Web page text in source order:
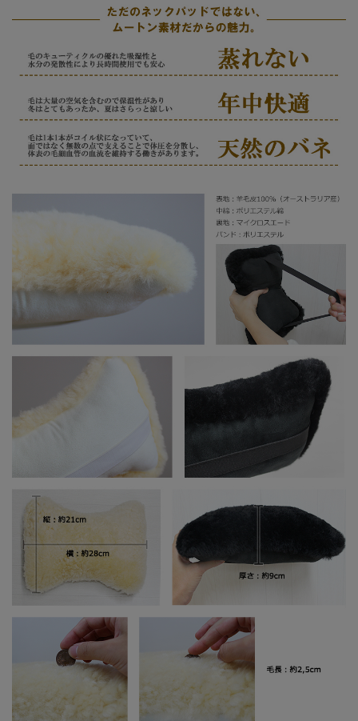
アイボリー
毛長 約25mm
中綿 ポリエステル綿
裏地 マイクロスエード
※当店は複数店舗で在庫を共有しているため、稀
に在庫切れでもすぐページ上に反映されずご注
文可能になっていることがございます。
その際にはご迷惑をおかけいたしますがご了承
ください。
ムートンのここが凄い！抜群の機能性
ムートンのお手入れ方法について
お客様の声
通勤が長距離のため、ネックパッドを使っていました
が、冬にむけていいもの見つけました。ふわっとしたム
ートンが圧迫、ムレ感なく暖かくて心地いいです。色は
シートと同じ黒にしました。おすすめです。
ちょうど良い大きさで使い勝手はよいです。品質も問題
ありませんでした。【50代 男性】
嫁さんが車に乗っていると首が疲れると言うので買って
みたらフカフカで気持ちいいですと言っているのでとて
もよかったです